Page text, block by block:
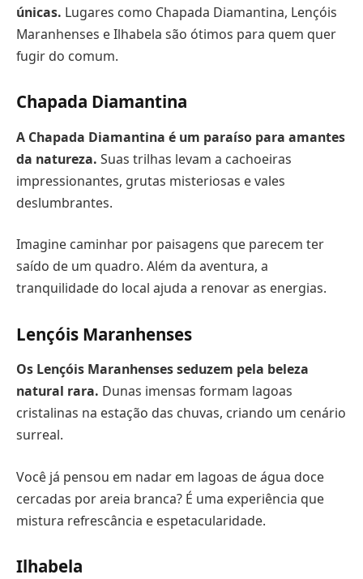
únicas. Lugares como Chapada Diamantina, Lençóis
Maranhenses e Ilhabela são ótimos para quem quer
fugir do comum.
Chapada Diamantina
A Chapada Diamantina é um paraíso para amantes
da natureza. Suas trilhas levam a cachoeiras
impressionantes, grutas misteriosas e vales
deslumbrantes.
Imagine caminhar por paisagens que parecem ter
saído de um quadro. Além da aventura, a
tranquilidade do local ajuda a renovar as energias.
Lençóis Maranhenses
Os Lençóis Maranhenses seduzem pela beleza
natural rara. Dunas imensas formam lagoas
cristalinas na estação das chuvas, criando um cenário
surreal.
Você já pensou em nadar em lagoas de água doce
cercadas por areia branca? É uma experiência que
mistura refrescância e espetacularidade.
Ilhabela